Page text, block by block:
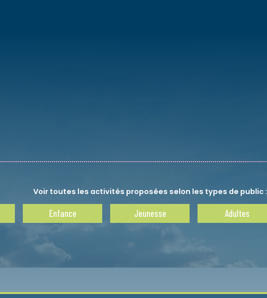
Voir toutes les activités proposées selon les types de public :
Enfance Jeunesse Adultes